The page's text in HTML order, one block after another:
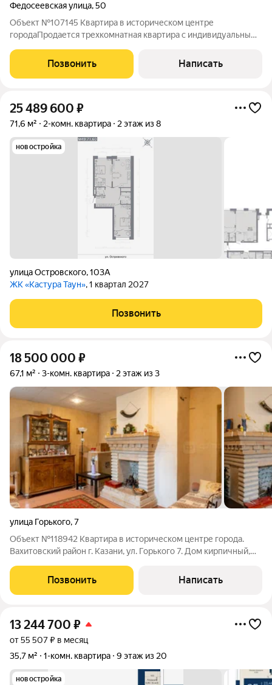
Федосеевская улица,50
Объект №107145 Квартира в историческом центре
городаПродается трехкомнатная квартира с индивидуальным
качественным современным ремонтом по индивидуальному
дизайн-проекту ,закрытая территория, въезд
Позвонить Написать
25 489 600 ₽
71,6 м² 2-комн. квартира 2 этаж из 8
новостройка
улица Островского,103А
ЖК «Кастура Таун», 1 квартал 2027
Позвонить
18 500 000 ₽
67,1 м² 3-комн. квартира 2 этаж из 3
улица Горького,7
Объект №118942 Квартира в историческом центре города.
Вахитовский район г. Казани, ул. Горького 7. Дом кирпичный,
установки второго. Дом малоквартирный, огороженная
территория, есть достаточное
Позвонить Написать
13 244 700 ₽
от 55 507 ₽ в месяц
35,7 м²
1-комн. квартира 9 этаж из 20
новостройка